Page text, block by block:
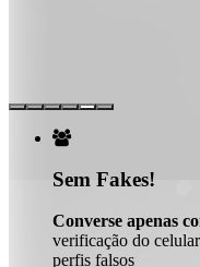

Sem Fakes!
Converse apenas
verificação do
perfis falsos